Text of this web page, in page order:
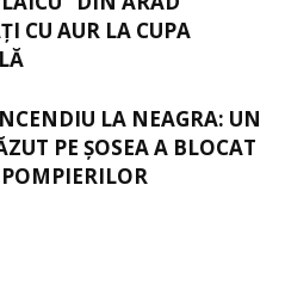
CU AUR LA CUPA
LA NEAGRA: UN
PE ȘOSEA A BLOCAT
POMPIERILOR